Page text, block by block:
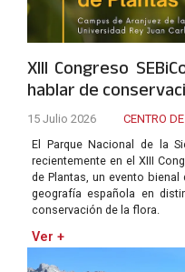
XIII Congreso
hablar de
15 Julio 2026
CENTRO
El Parque Nacional de la
recientemente en el XIII
de Plantas, un evento
geografía española en
conservación de la flora.
Ver +